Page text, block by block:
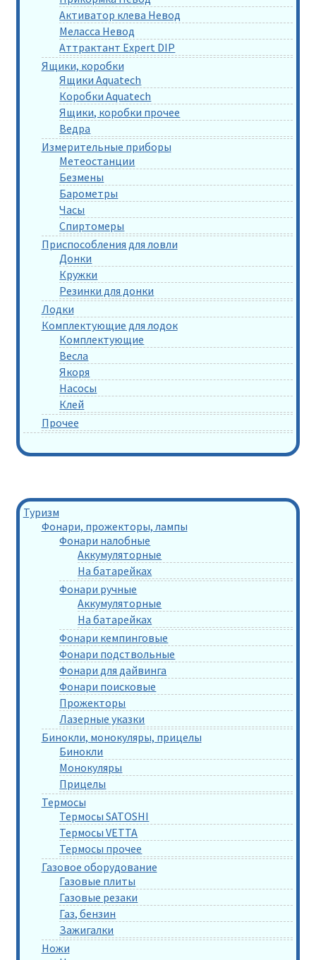
Активатор клева Невод
Меласса Невод
Аттрактант Expert DIP
Ящики, коробки
Ящики Aquatech
Коробки Aquatech
Ящики, коробки прочее
Ведра
Измерительные приборы
Метеостанции
Безмены
Барометры
Часы
Спиртомеры
Приспособления для ловли
Донки
Кружки
Резинки для донки
Лодки
Комплектующие для лодок
Комплектующие
Весла
Якоря
Насосы
Клей
Прочее
Туризм
Фонари, прожекторы, лампы
Фонари налобные
Аккумуляторные
На батарейках
Фонари ручные
Аккумуляторные
На батарейках
Фонари кемпинговые
Фонари подствольные
Фонари для дайвинга
Фонари поисковые
Прожекторы
Лазерные указки
Бинокли, монокуляры, прицелы
Бинокли
Монокуляры
Прицелы
Термосы
Термосы SATOSHI
Термосы VETTA
Термосы прочее
Газовое оборудование
Газовые плиты
Газовые резаки
Газ, бензин
Зажигалки
Ножи